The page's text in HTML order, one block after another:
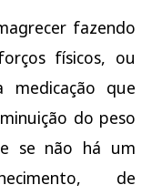
fazendo
físicos, ou
que
do peso
se não há um
de